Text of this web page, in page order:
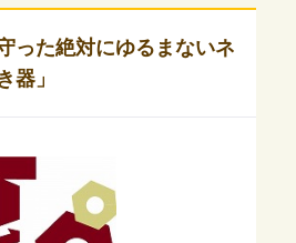
った絶対にゆるまないネ
器」